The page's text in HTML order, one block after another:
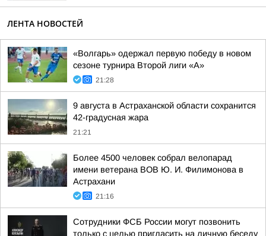
ЛЕНТА НОВОСТЕЙ
«Волгарь» одержал первую победу в новом
сезоне турнира Второй лиги «А»
21:28
9 августа в Астраханской области сохранится
42-градусная жара
21:21
Более 4500 человек собрал велопарад
имени ветерана ВОВ Ю. И. Филимонова в
Астрахани
21:16
Сотрудники ФСБ России могут позвонить
только с целью пригласить на личную беседу